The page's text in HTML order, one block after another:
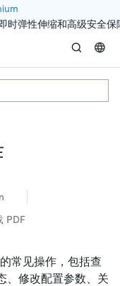
时弹性伸缩和高级安全保
PDF
常见操作，包括查
、修改配置参数、关